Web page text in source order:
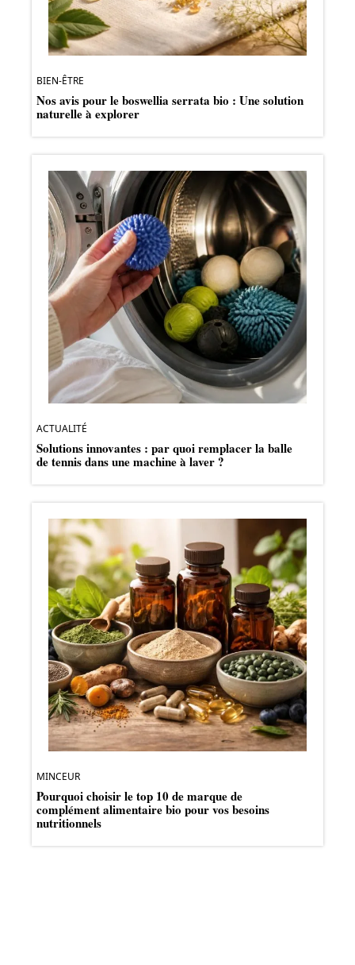
BIEN-ÊTRE
Nos avis pour le boswellia serrata bio : Une solution
naturelle à explorer
ACTUALITÉ
Solutions innovantes : par quoi remplacer la balle
de tennis dans une machine à laver ?
MINCEUR
Pourquoi choisir le top 10 de marque de
complément alimentaire bio pour vos besoins
nutritionnels